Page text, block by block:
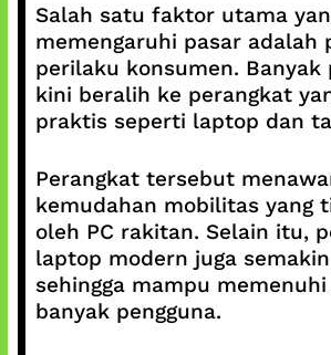
Salah satu faktor utama
memengaruhi pasar adalah
perilaku konsumen. Banyak
kini beralih ke perangkat
praktis seperti laptop dan
Perangkat tersebut
kemudahan mobilitas yang
oleh PC rakitan. Selain itu,
laptop modern juga
sehingga mampu
banyak pengguna.